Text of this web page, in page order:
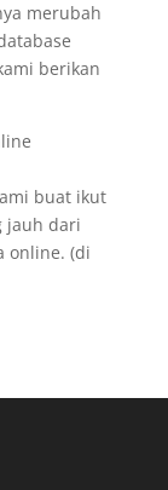
merubah
berikan
buat ikut
jauh dari
online. (di